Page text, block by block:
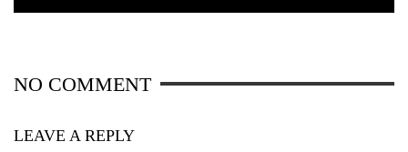
NO COMMENT
LEAVE A REPLY